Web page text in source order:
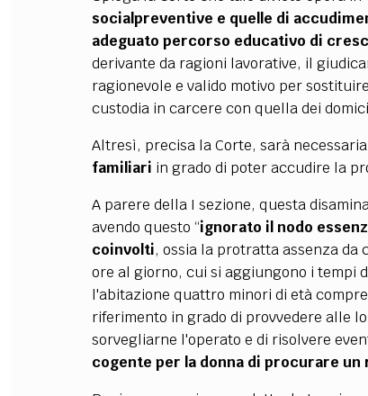
socialpreventive e quelle di
adeguato percorso educativo di
derivante da ragioni lavorative, il
ragionevole e valido motivo per
custodia in carcere con quella dei
Altresì, precisa la Corte, sarà
familiari in grado di poter accudire la
A parere della I sezione, questa
avendo questo “ignorato il nodo
coinvolti, ossia la protratta assenza da
ore al giorno, cui si aggiungono i tempi
l'abitazione quattro minori di età
riferimento in grado di provvedere alle
sorvegliarne l'operato e di risolvere
cogente per la donna di procurare